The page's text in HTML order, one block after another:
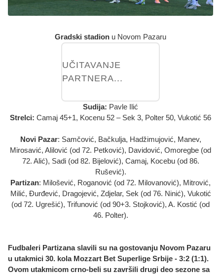
Gradski stadion u Novom Pazaru
UČITAVANJE
PARTNERA...
Sudija: Pavle Ilić
Strelci: Camaj 45+1, Kocenu 52 – Sek 3, Polter 50, Vukotić 56
Novi Pazar: Samčović, Bačkulja, Hadžimujović, Manev,
Mirosavić, Alilović (od 72. Petković), Davidović, Omoregbe (od
72. Alić), Sadi (od 82. Bijelović), Camaj, Kocebu (od 86.
Rušević).
Partizan: Milošević, Roganović (od 72. Milovanović), Mitrović,
Milić, Đurđević, Dragojević, Zdjelar, Sek (od 76. Ninić), Vukotić
(od 72. Ugrešić), Trifunović (od 90+3. Stojković), A. Kostić (od
46. Polter).
Fudbaleri Partizana slavili su na gostovanju Novom Pazaru
u utakmici 30. kola Mozzart Bet Superlige Srbije - 3:2 (1:1).
Ovom utakmicom crno-beli su završili drugi deo sezone sa